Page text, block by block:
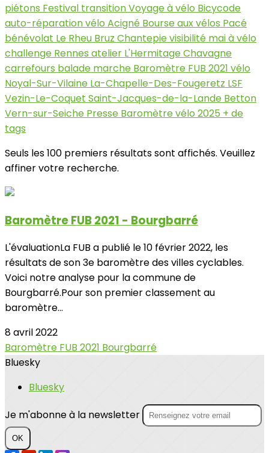
piétons Festival transitionVoyage à vélo Bicycode
auto-réparation vélo Acigné Bourse aux vélos Pacé
bénévolat Le Rheu Bruz Chantepievisibilité mai à vélo
challenge Rennes atelier L'HermitageChavagne
carrefours balade marche Baromètre FUB 2021 vélo
Noyal-Sur-Vilaine La-Chapelle-Des-Fougeretz LSF
Vezin-Le-Coquet Saint-Jacques-de-la-Lande Betton
Vern-sur-Seiche Presse Baromètre vélo 2025 + de
tags
Seuls les 100 premiers résultats sont affichés. Veuillez
affiner votre recherche.
Baromètre FUB 2021 - Bourgbarré
L'évaluationLa FUB a publié le 10 février 2022, les
résultats de son 3e baromètre des villes cyclables.
Voici notre analyse pour la commune de
Bourgbarré.Pour son premier classement au
baromètre...
8 avril 2022
Baromètre FUB 2021 Bourgbarré
Bluesky
Bluesky
Je m'abonne à la newsletter
OK